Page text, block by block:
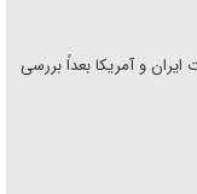
و آمریکا بعداً بررسی